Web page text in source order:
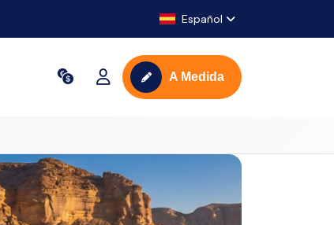
Español
A Medida